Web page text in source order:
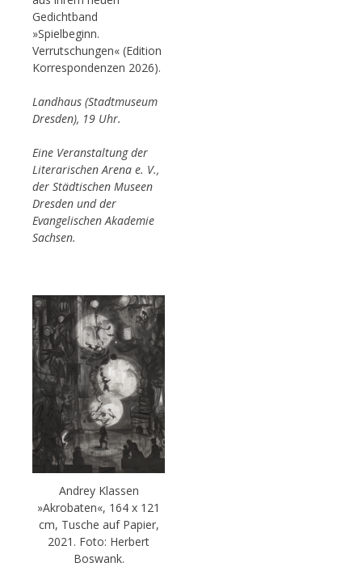
Gedichtband
»Spielbeginn.
Verrutschungen« (Edition
Korrespondenzen 2026).
Landhaus (Stadtmuseum
Dresden), 19 Uhr.
Eine Veranstaltung der
Literarischen Arena e. V.,
der Städtischen Museen
Dresden und der
Evangelischen Akademie
Sachsen.
Andrey Klassen
»Akrobaten«, 164 x 121
cm, Tusche auf Papier,
2021. Foto: Herbert
Boswank.